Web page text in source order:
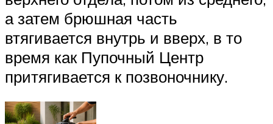
а затем брюшная часть
втягивается внутрь и вверх, в то
время как Пупочный Центр
притягивается к позвоночнику.